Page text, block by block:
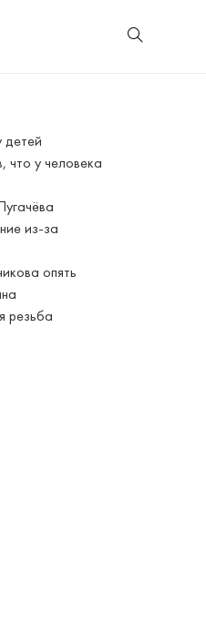
детей
что у человека
из-за
опять
резьба